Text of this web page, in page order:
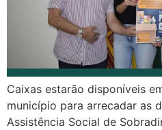
Caixas estarão disponíveis
município para arrecadar as
Assistência Social de